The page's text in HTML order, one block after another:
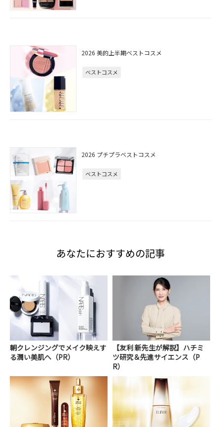
2026 美的上半期ベストコスメ
ベストコスメ
2026 プチプラベストコスメ
ベストコスメ
あなたにおすすめの記事
朝クレンジングでメイク映えす
る潤い美肌へ（PR）
【友利 新先生が解説】ハチミ
ツ研究＆先進サイエンス（P
R）